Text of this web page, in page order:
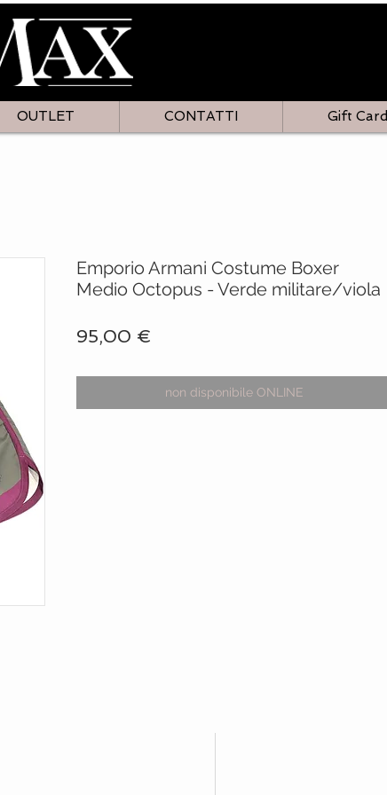
OUTLET CONTATTI Gift Card
Emporio Armani Costume Boxer
Medio Octopus - Verde militare/viola
95,00 €
non disponibile ONLINE